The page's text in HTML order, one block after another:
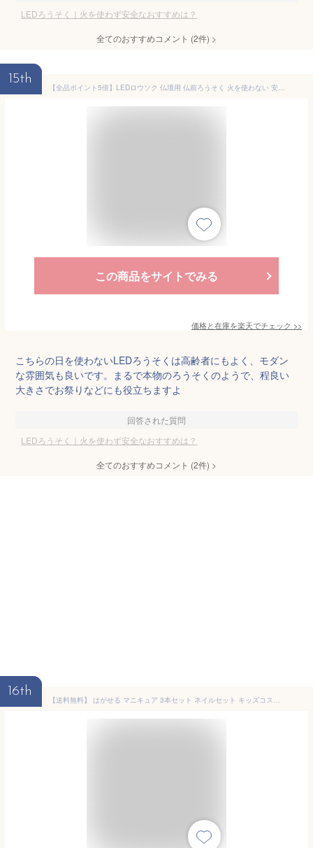
LEDろうそく｜火を使わず安全なおすすめは？
全てのおすすめコメント (2件) >
15th
【全品ポイント5倍】LEDロウソク 仏壇用 仏前ろうそく 火を使わない 安心 安全 LEDろうそく 1本入り (全長17cm 燭台なし) タイマー無し(お祭り 提灯にも使えます 電池式 電気ろうそく 電子ロウソク モダン仏壇 安心 安全 防火 防炎 高齢者に安心のプレゼント 便利)
この商品をサイトでみる
価格と在庫を楽天でチェック >>
こちらの日を使わないLEDろうそくは高齢者にもよく、モダン
な雰囲気も良いです。まるで本物のろうそくのようで、程良い
大きさでお祭りなどにも役立ちますよ
回答された質問
LEDろうそく｜火を使わず安全なおすすめは？
全てのおすすめコメント (2件) >
16th
【送料無料】 はがせる マニキュア 3本セット ネイルセット キッズコスメ ちいかわ サンリオ マイメロ クロミ すみっコぐらし 子供 ネイル はがせるネイル 水性 安心 安全 女の子 プレゼント ギフト クリスマス 人気 誕生日 おしゃれ キッズ かわいい 子供用 化粧 おもちゃ